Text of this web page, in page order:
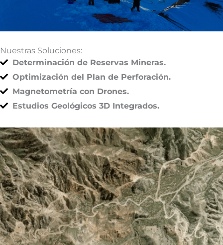
Nuestras Soluciones:
Determinación de Reservas Mineras.
Optimización del Plan de Perforación.
Magnetometría con Drones.
Estudios Geológicos 3D Integrados.